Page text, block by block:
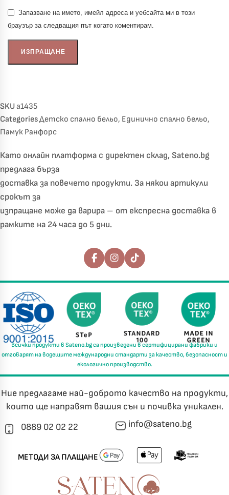
Запазване на името, имейл адреса и уебсайта ми в този
браузър за следващия път когато коментирам.
SKUa1435
CategoriesДетско спално бельо, Единично спално бельо,
Памук Ранфорс
Като онлайн платформа с директен склад, Sateno.bg
предлага бърза
доставка за повечето продукти. За някои артикули
срокът за
изпращане може да варира – от експресна доставка в
рамките на 24 часа до 5 дни.
Последвайте ни
Всички продукти в Sateno.bgса произведени всертифицирани фабрики и
отговарят на водещите международни стандарти закачество, безопасност и
екологично производство.
Ние предлагаме най-доброто качество на продукти,
които ще направят вашия сън и почивка уникален.
0889 02 02 22
info@sateno.bg
МЕТОДИ ЗА ПЛАЩАНЕ